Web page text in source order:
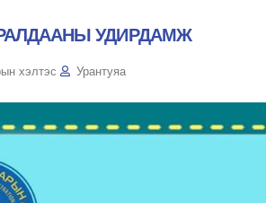
УДИРДАМЖ
хэлтэс Урантуяа